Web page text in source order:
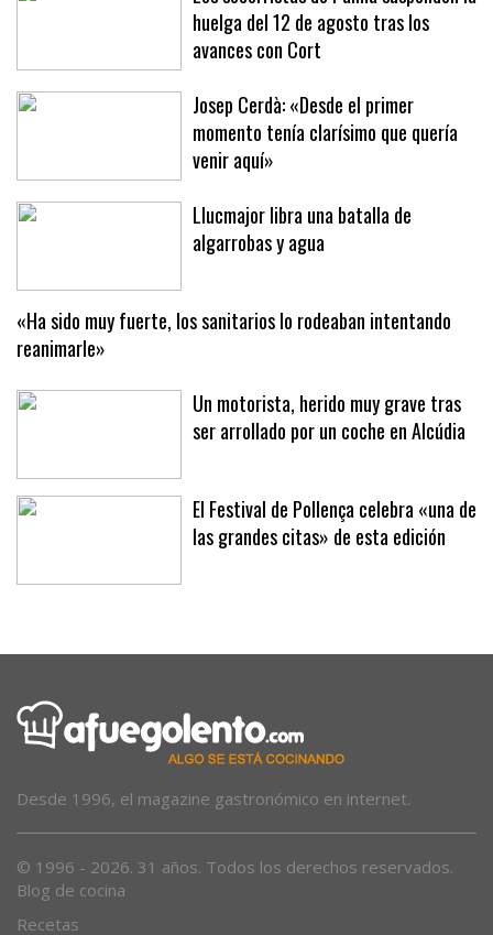
Los socorristas de Palma suspenden la
huelga del 12 de agosto tras los
avances con Cort
Josep Cerdà: «Desde el primer
momento tenía clarísimo que quería
venir aquí»
Llucmajor libra una batalla de
«Ha sido muy fuerte, los sanitarios lo rodeaban intentando
reanimarle»
Un motorista, herido muy grave tras
El Festival de Pollença celebra «una de